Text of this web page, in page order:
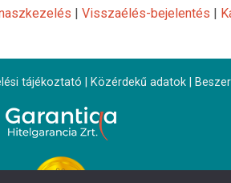
| Visszaélés-bejelentés |
tájékoztató Közérdekű adatok|